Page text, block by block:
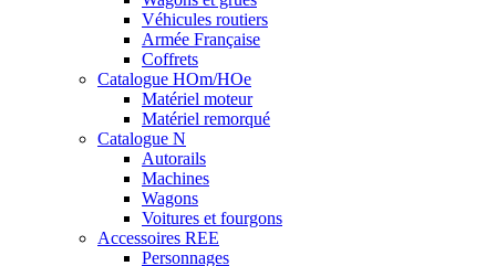
Véhicules routiers
Armée Française
Coffrets
Catalogue HOm/HOe
Matériel moteur
Matériel remorqué
Catalogue N
Autorails
Machines
Wagons
Voitures et fourgons
Accessoires REE
Personnages